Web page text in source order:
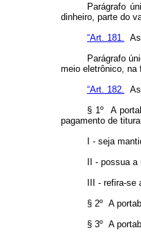
Parágrafo
dinheiro, parte do
“Art. 181.
Parágrafo
meio eletrônico, na
“Art. 182.
§ 1º A
pagamento de
I - seja
II - possua
III - refira-
§ 2º A
§ 3º A